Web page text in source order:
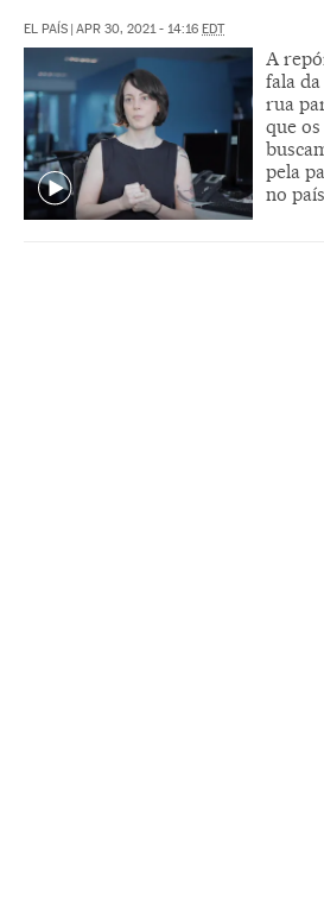
EL PAÍS | APR 30, 2021 - 14:16 EDT
A
fala
rua
que
pela
no país